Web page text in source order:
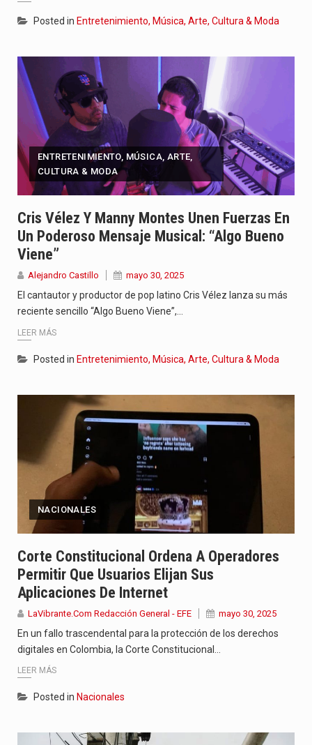
Posted in Entretenimiento, Música, Arte, Cultura & Moda
ENTRETENIMIENTO, MÚSICA, ARTE,
CULTURA & MODA
Cris Vélez Y Manny Montes Unen Fuerzas En
Un Poderoso Mensaje Musical: “Algo Bueno
Viene”
Alejandro Castillo mayo 30, 2025
El cantautor y productor de pop latino Cris Vélez lanza su más
reciente sencillo “Algo Bueno Viene”,…
LEER MÁS
Posted in Entretenimiento, Música, Arte, Cultura & Moda
NACIONALES
Corte Constitucional Ordena A Operadores
Permitir Que Usuarios Elijan Sus
Aplicaciones De Internet
LaVibrante.Com Redacción General - EFE mayo 30, 2025
En un fallo trascendental para la protección de los derechos
digitales en Colombia, la Corte Constitucional…
LEER MÁS
Posted in Nacionales